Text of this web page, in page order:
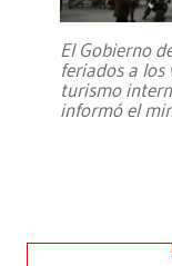
El Gobierno
feriados a los
turismo
informó el